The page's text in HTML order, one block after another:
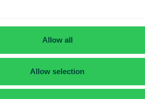
Allow all
Allow selection
puhelut ulkoisten
avulla ja valitse, minkä
näyttää ulospäin.